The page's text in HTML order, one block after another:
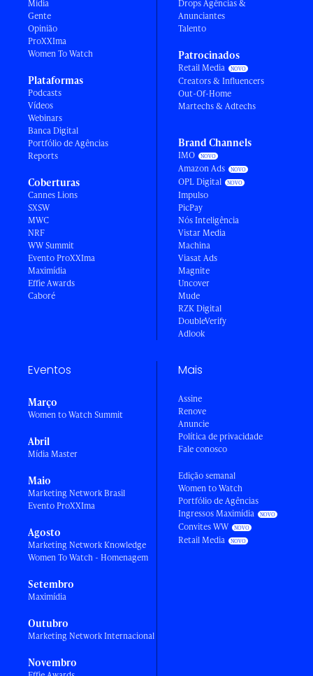
Mídia
Gente
Opinião
ProXXIma
Women To Watch
Plataformas
Podcasts
Vídeos
Webinars
Banca Digital
Portfólio de Agências
Reports
Coberturas
Cannes Lions
SXSW
MWC
NRF
WW Summit
Evento ProXXIma
Maximídia
Effie Awards
Caboré
Drops Agências &
Anunciantes
Talento
Patrocinados
Retail Media
Creators & Influencers
Out-Of-Home
Martechs & Adtechs
Brand Channels
IMO
Amazon Ads
OPL Digital
Impulso
PicPay
Nós Inteligência
Vistar Media
Machina
Viasat Ads
Magnite
Uncover
Mude
RZK Digital
DoubleVerify
Adlook
Eventos
Março
Women to Watch Summit
Abril
Mídia Master
Maio
Marketing Network Brasil
Evento ProXXIma
Agosto
Marketing Network Knowledge
Women To Watch - Homenagem
Setembro
Maximídia
Outubro
Marketing Network Internacional
Novembro
Mais
Assine
Renove
Anuncie
Política de privacidade
Fale conosco
Edição semanal
Women to Watch
Portfólio de Agências
Ingressos Maximídia
Convites WW
Retail Media